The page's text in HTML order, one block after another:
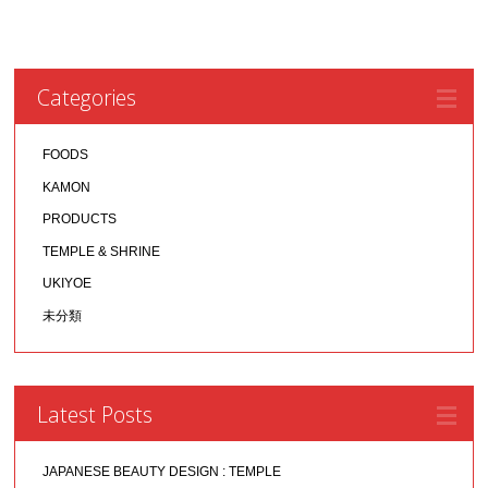
Categories
FOODS
KAMON
PRODUCTS
TEMPLE & SHRINE
UKIYOE
未分類
Latest Posts
JAPANESE BEAUTY DESIGN : TEMPLE